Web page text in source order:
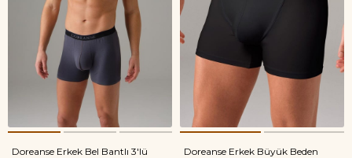
Doreanse Erkek Bel Bantlı 3'lü
Doreanse Erkek Büyük Beden